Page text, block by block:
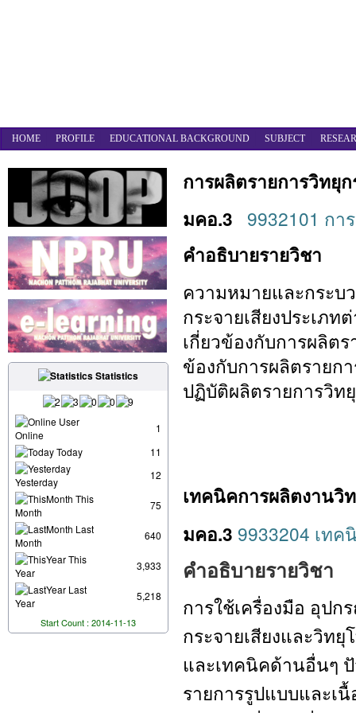
HOME PROFILE EDUCATIONAL BACKGROUND SUBJECT
Statistics
User
Online
1
Today
11
Yesterday
12
This
Month
75
Last
Month
640
This
Year
3,933
Last
Year
5,218
Start Count : 2014-11-13
การผลิตรายการวิทยุก
มคอ.3 9932101 กา
คำอธิบายรายวิชา
ความหมายและกระบ
กระจายเสียงประเภ
เกี่ยวข้องกับการผลิต
ข้องกับการผลิตรายก
ปฏิบัติผลิตรายการวิท
เทคนิคการผลิตงานวิ
มคอ.3 9933204 เทค
คำอธิบายรายวิชา
การใช้เครื่องมือ อุป
กระจายเสียงและวิท
และเทคนิคด้านอื่นๆ
รายการรูปแบบและเ